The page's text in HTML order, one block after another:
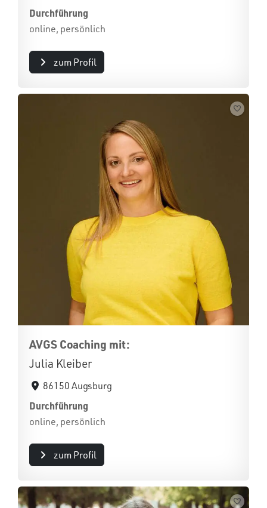
Durchführung
online, persönlich
zum Profil
AVGS Coaching mit:
Julia Kleiber
86150 Augsburg
Durchführung
online, persönlich
zum Profil